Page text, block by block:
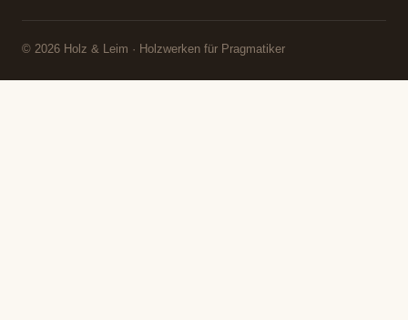
© 2026 Holz & Leim · Holzwerken für Pragmatiker